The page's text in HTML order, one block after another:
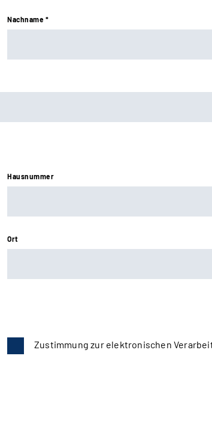
Nachname *
Hausnummer
Ort
Zustimmung zur elektronischen